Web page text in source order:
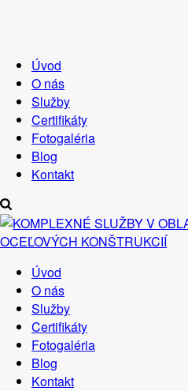
Úvod
O nás
Služby
Certifikáty
Fotogaléria
Blog
Kontakt
Úvod
O nás
Služby
Certifikáty
Fotogaléria
Blog
Kontakt